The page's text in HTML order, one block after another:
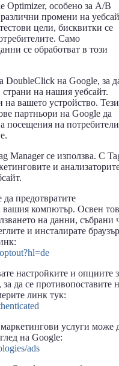
Optimizer, особено за A/B
промени на
цели, бисквитки се
Само
се обработват в този
DoubleClick на Google, за
на нашия уебсайт.
вашето устройство. Тези
партньори на Google да
посещения на
Manager се използва. С
и
предотвратите
вашия компютър. Освен
на данни, събрани
и инсталирате браузър
настройките и опциите
да се противопоставите
линк тук:
услуги може
на Google:
ads